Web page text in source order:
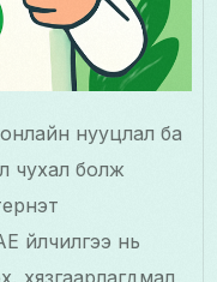
нууцлал ба
чухал болж
үйлчилгээ нь
хязгаарлагдмал